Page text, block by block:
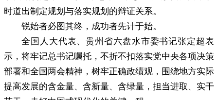
时道出制定规划与落实规划的辩证关系。
锐始者必图其终，成功者先计于始。
全国人大代表、贵州省六盘水市委书记张定超表
示，将牢记总书记嘱托，不折不扣落实党中央各项决策
部署和全国两会精神，树牢正确政绩观，围绕地方实际
提高发展的含金量、含新量、含绿量，担当进取、实干